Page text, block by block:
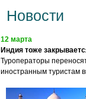
Новости
12 марта
Индия тоже
Туроператоры
иностранным туристам